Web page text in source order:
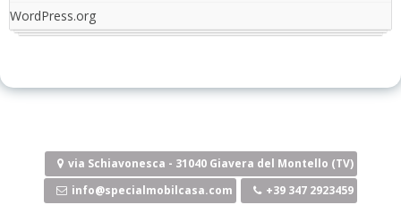
WordPress.org
via Schiavonesca - 31040 Giavera del Montello (TV)
info@specialmobilcasa.com
+39 347 2923459